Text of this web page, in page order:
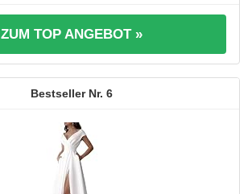
ZUM TOP ANGEBOT »
6